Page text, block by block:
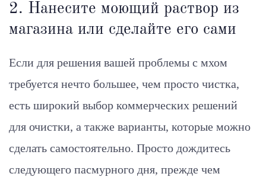
2. Нанесите моющий раствор из
магазина или сделайте его сами
Если для решения вашей проблемы с мхом
требуется нечто большее, чем просто чистка,
есть широкий выбор коммерческих решений
для очистки, а также варианты, которые можно
сделать самостоятельно. Просто дождитесь
следующего пасмурного дня, прежде чем